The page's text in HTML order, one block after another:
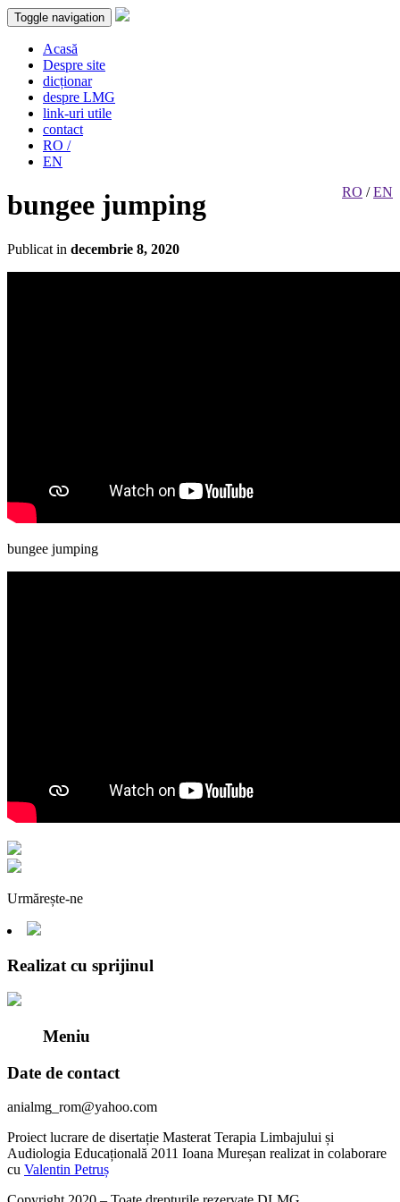
Toggle navigation
Acasă
Despre site
dicționar
despre LMG
link-uri utile
contact
RO /
EN
RO /EN
bungee jumping
Publicat in decembrie 8, 2020
bungee jumping
Urmărește-ne
Realizat cu sprijinul
Meniu
Date de contact
anialmg_rom@yahoo.com
Proiect lucrare de disertație Masterat Terapia Limbajului și
Audiologia Educațională 2011 Ioana Mureșan realizat in colaborare
cu Valentin Petruș